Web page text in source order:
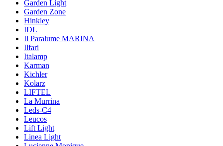
Garden Light
Garden Zone
Hinkley
IDL
Il Paralume MARINA
Ilfari
Italamp
Karman
Kichler
Kolarz
LIFTEL
La Murrina
Leds-C4
Leucos
Lift Light
Linea Light